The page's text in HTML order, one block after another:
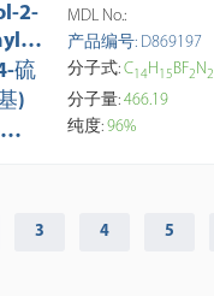
2-
4
2
硫
)
MDL No.:
产品编号: D869197
分子式: C1 4H 1 5BF2 N2
分子量: 466.19
纯度: 96%
3 4 5